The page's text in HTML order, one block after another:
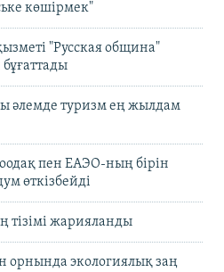
көшірмек"
"Русская община"
әлемде туризм ең жылдам
пен ЕАЭО-ның бірін
өткізбейді
тізімі жарияланды
орнында экологиялық заң